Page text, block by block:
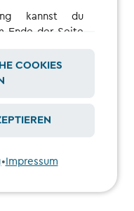
kannst du
Ende der Seite
COOKIES
•Impressum